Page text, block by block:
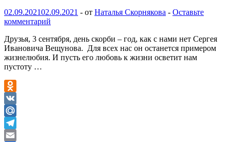
02.09.202102.09.2021 - от Наталья Скорнякова - Оставьте
комментарий
Друзья, 3 сентября, день скорби – год, как с нами нет Сергея
Ивановича Вещунова. Для всех нас он останется примером
жизнелюбия. И пусть его любовь к жизни осветит нам
пустоту …
Odnoklassniki
VK
Mail.Ru
Telegram